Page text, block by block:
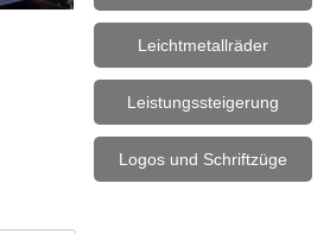
Leichtmetallräder
Leistungssteigerung
Logos und Schriftzüge